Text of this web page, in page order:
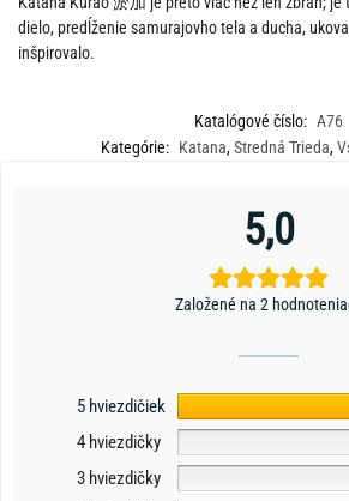
dielo, predĺženie samurajovho tela a ducha,
inšpirovalo.
Katalógové číslo: A76
Kategórie: Katana,Stredná Trieda,
5,0
Založené na 2
5 hviezdičiek
4 hviezdičky
3 hviezdičky